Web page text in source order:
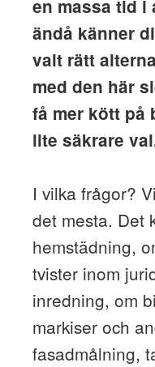
en massa tid i
ändå känner
valt rätt
med den här
få mer kött på
lite säkrare
I vilka frågor?
det mesta. Det
hemstädning,
tvister inom
inredning, om
markiser och
fasadmålning,